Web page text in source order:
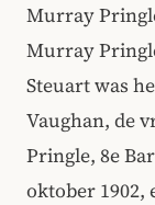
Murray
Murray
Steuart was
Vaughan, de
Pringle, 8e
oktober 1902,